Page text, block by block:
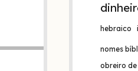
hebraico
nomes
obreiro de